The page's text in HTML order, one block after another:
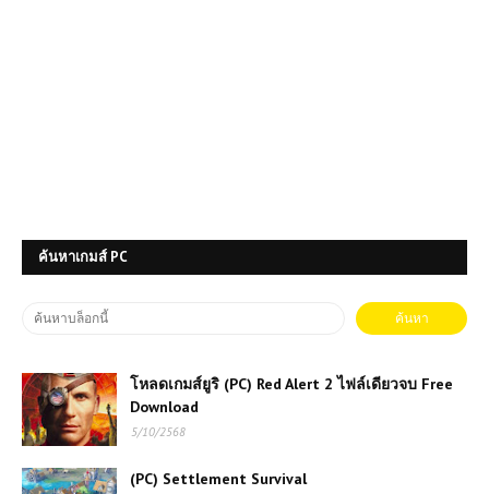
ค้นหาเกมส์ PC
โหลดเกมส์ยูริ (PC) Red Alert 2 ไฟล์เดียวจบ Free
Download
5/10/2568
(PC) Settlement Survival